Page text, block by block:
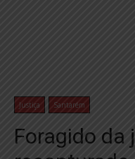
Justiça Santarém
Foragido da